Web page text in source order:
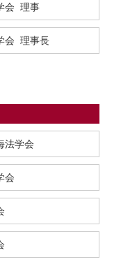
会 理事
会 理事長
法学会
会